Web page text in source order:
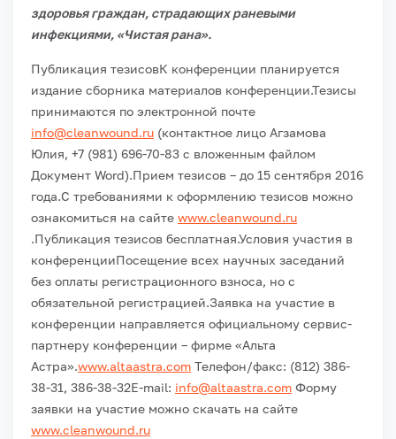
здоровья граждан, страдающих раневыми
инфекциями, «Чистая рана».
Публикация тезисовК конференции планируется
издание сборника материалов конференции.Тезисы
принимаются по электронной почте
info@cleanwound.ru (контактное лицо Агзамова
Юлия, +7 (981) 696-70-83 с вложенным файлом
Документ Word).Прием тезисов – до 15 сентября 2016
года.С требованиями к оформлению тезисов можно
ознакомиться на сайте www.cleanwound.ru
.Публикация тезисов бесплатная.Условия участия в
конференцииПосещение всех научных заседаний
без оплаты регистрационного взноса, но с
обязательной регистрацией.Заявка на участие в
конференции направляется официальному сервис-
партнеру конференции – фирме «Альта
Астра».www.altaastra.com Телефон/факс: (812) 386-
38-31, 386-38-32E-mail: info@altaastra.com Форму
заявки на участие можно скачать на сайте
www.cleanwound.ru